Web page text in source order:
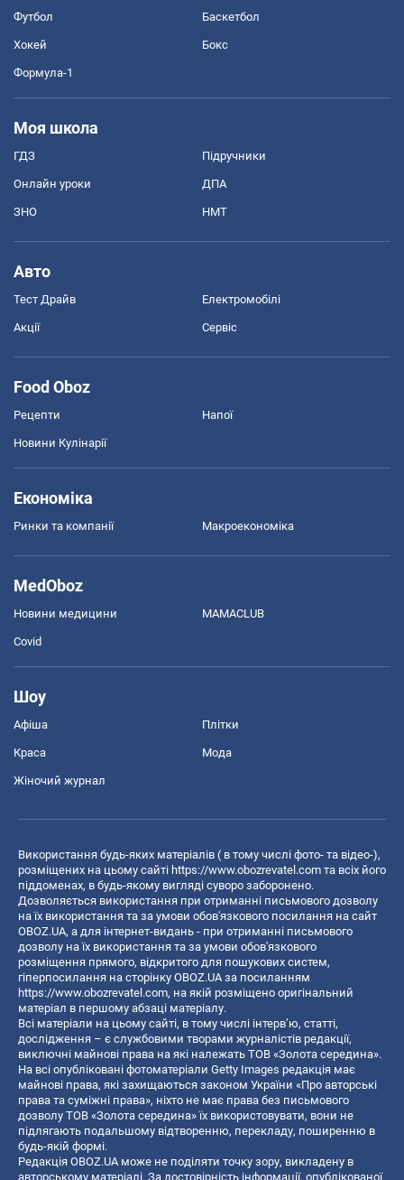
Футбол Баскетбол
Хокей Бокс
Формула-1
Моя школа
ГДЗ Підручники
Онлайн уроки ДПА
ЗНО НМТ
Авто
Тест Драйв Електромобілі
Акції Сервіс
Food Oboz
Рецепти Напої
Новини Кулінарії
Економіка
Ринки та компанії Макроекономіка
MedOboz
Новини медицини MAMACLUB
Covid
Шоу
Афіша Плітки
Краса Мода
Жіночий журнал
Використання будь-яких матеріалів ( в тому числі фото- та відео-),
розміщених на цьому сайті https://www.obozrevatel.com та всіх його
піддоменах, в будь-якому вигляді суворо заборонено.
Дозволяється використання при отриманні письмового дозволу
на їх використання та за умови обов'язкового посилання на сайт
OBOZ.UA, а для інтернет-видань - при отриманні письмового
дозволу на їх використання та за умови обов'язкового
розміщення прямого, відкритого для пошукових систем,
гіперпосилання на сторінку OBOZ.UA за посиланням
https://www.obozrevatel.com, на якій розміщено оригінальний
матеріал в першому абзаці матеріалу.
Всі матеріали на цьому сайті, в тому числі інтерв’ю, статті,
дослідження – є службовими творами журналістів редакції,
виключні майнові права на які належать ТОВ «Золота середина».
На всі опубліковані фотоматеріали Getty Images редакція має
майнові права, які захищаються законом України «Про авторські
права та суміжні права», ніхто не має права без письмового
дозволу ТОВ «Золота середина» їх використовувати, вони не
підлягають подальшому відтворенню, перекладу, поширенню в
будь-якій формі.
Редакція OBOZ.UA може не поділяти точку зору, викладену в
авторському матеріалі. За достовірність інформації, опублікованої